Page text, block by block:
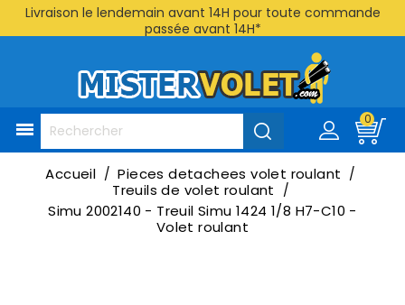
Livraison le lendemain avant 14H pour toute commande
passée avant 14H*

0
Accueil
Pieces detachees volet roulant
Treuils de volet roulant
Simu 2002140 - Treuil Simu 1424 1/8 H7-C10 -
Volet roulant